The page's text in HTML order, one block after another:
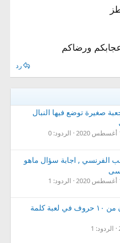
ورضاكم
رد
صغيرة توضع فيها النبال
الردود: 0
الفرنسي , اجابة سؤال ماهو
الردود: 1
حل سؤال كائن شفاف اللون من ١٠ حروف في لعبة كلمة
الردود: 1